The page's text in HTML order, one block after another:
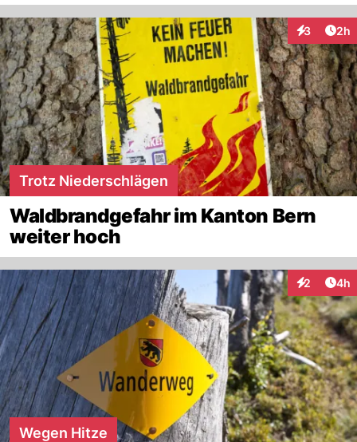
3 2h
Trotz Niederschlägen
Waldbrandgefahr im Kanton Bern
weiter hoch
2 4h
Wegen Hitze